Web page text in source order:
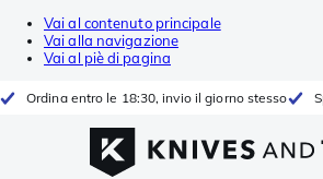
Vai al contenuto principale
Vai alla navigazione
Vai al piè di pagina
Ordina entro le 18:30, invio il giorno stesso